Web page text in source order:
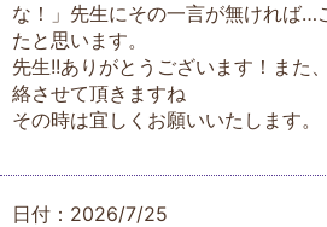
な！」先生にその一言が無ければ…
たと思います。
先生!!ありがとうございます！また
絡させて頂きますね
その時は宜しくお願いいたします。
日付：2026/7/25